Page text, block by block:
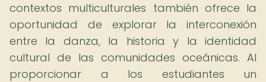
contextos multiculturales también ofrece la
oportunidad de explorar la interconexión
entre la danza, la historia y la identidad
cultural de las comunidades oceánicas. Al
proporcionar a los estudiantes un